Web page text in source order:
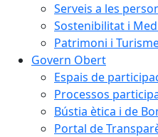
Serveis a les
Sostenibilitat i
Patrimoni i
Govern Obert
Espais de
Processos
Bústia ètica i de
Portal de